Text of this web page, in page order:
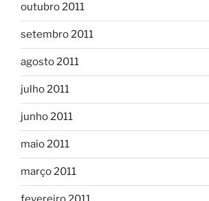
outubro 2011
setembro 2011
agosto 2011
julho 2011
junho 2011
maio 2011
março 2011